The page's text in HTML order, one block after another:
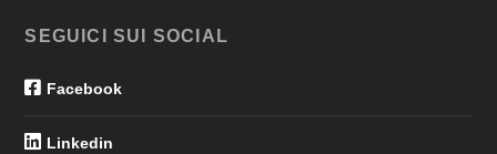
SEGUICI SUI SOCIAL
Facebook
Linkedin